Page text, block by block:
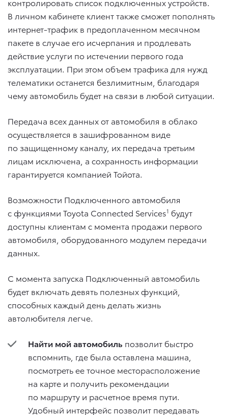
В личном кабинете клиент также сможет пополнять
интернет-трафик в предоплаченном месячном
пакете в случае его исчерпания и продлевать
действие услуги по истечении первого года
эксплуатации. При этом объем трафика для нужд
телематики останется безлимитным, благодаря
чему автомобиль будет на связи в любой ситуации.
Передача всех данных от автомобиля в облако
осуществляется в зашифрованном виде
по защищенному каналу, их передача третьим
лицам исключена, а сохранность информации
гарантируется компанией Тойота.
Возможности Подключенного автомобиля
с функциями Toyota Connected Services1 будут
доступны клиентам с момента продажи первого
автомобиля, оборудованного модулем передачи
данных.
С момента запуска Подключенный автомобиль
будет включать девять полезных функций,
способных каждый день делать жизнь
автолюбителя легче.
Найти мой автомобиль позволит быстро
вспомнить, где была оставлена машина,
посмотреть ее точное месторасположение
на карте и получить рекомендации
по маршруту и расчетное время пути.
Удобный интерфейс позволит передавать